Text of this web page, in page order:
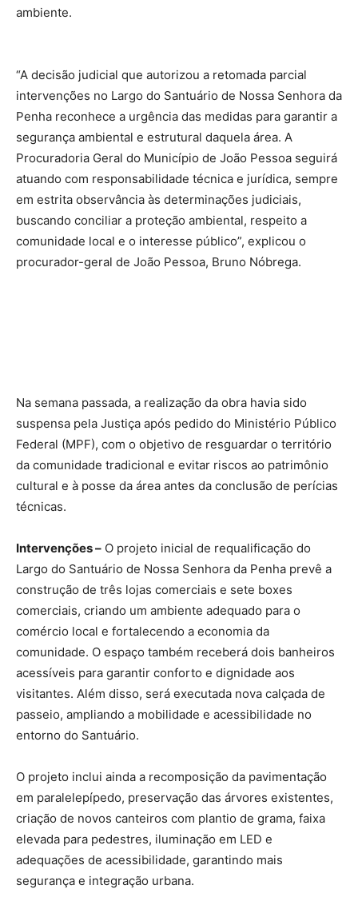
ambiente.
“A decisão judicial que autorizou a retomada parcial
intervenções no Largo do Santuário de Nossa Senhora da
Penha reconhece a urgência das medidas para garantir a
segurança ambiental e estrutural daquela área. A
Procuradoria Geral do Município de João Pessoa seguirá
atuando com responsabilidade técnica e jurídica, sempre
em estrita observância às determinações judiciais,
buscando conciliar a proteção ambiental, respeito a
comunidade local e o interesse público”, explicou o
procurador-geral de João Pessoa, Bruno Nóbrega.
Na semana passada, a realização da obra havia sido
suspensa pela Justiça após pedido do Ministério Público
Federal (MPF), com o objetivo de resguardar o território
da comunidade tradicional e evitar riscos ao patrimônio
cultural e à posse da área antes da conclusão de perícias
técnicas.
Intervenções – O projeto inicial de requalificação do
Largo do Santuário de Nossa Senhora da Penha prevê a
construção de três lojas comerciais e sete boxes
comerciais, criando um ambiente adequado para o
comércio local e fortalecendo a economia da
comunidade. O espaço também receberá dois banheiros
acessíveis para garantir conforto e dignidade aos
visitantes. Além disso, será executada nova calçada de
passeio, ampliando a mobilidade e acessibilidade no
entorno do Santuário.
O projeto inclui ainda a recomposição da pavimentação
em paralelepípedo, preservação das árvores existentes,
criação de novos canteiros com plantio de grama, faixa
elevada para pedestres, iluminação em LED e
adequações de acessibilidade, garantindo mais
segurança e integração urbana.